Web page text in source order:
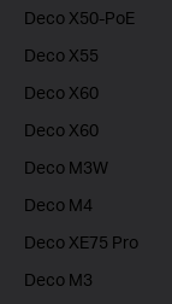
Deco X50-PoE
Deco X55
Deco X60
Deco X60
Deco M3W
Deco M4
Deco XE75 Pro
Deco M3